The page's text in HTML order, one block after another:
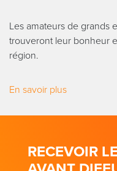
Les amateurs de grands
trouveront leur bonheur
région.
En savoir plus
RECEVOIR